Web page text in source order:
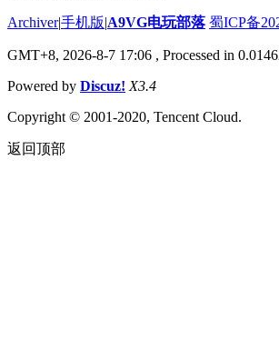
Archiver|手机版|A9VG电玩部落 蜀ICP备
GMT+8, 2026-8-7 17:06 , Processed in
Powered by Discuz! X3.4
Copyright © 2001-2020, Tencent Cloud.
返回顶部